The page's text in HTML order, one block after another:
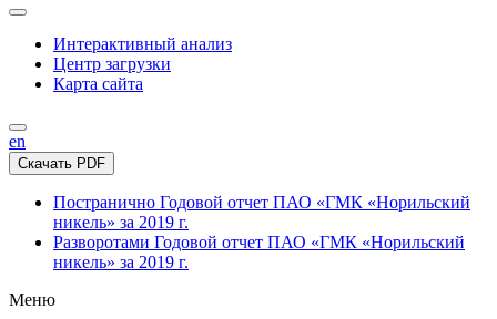
Интерактивный анализ
Центр загрузки
Карта сайта
en
Скачать PDF
Постранично Годовой отчет ПАО «ГМК «Норильский
никель» за 2019 г.
Разворотами Годовой отчет ПАО «ГМК «Норильский
никель» за 2019 г.
Меню